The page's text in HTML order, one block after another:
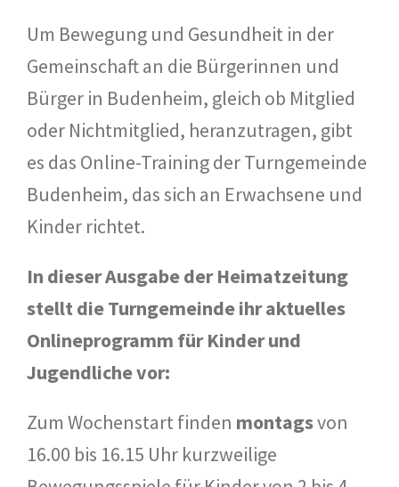
Um Bewegung und Gesundheit in der
Gemeinschaft an die Bürgerinnen und
Bürger in Budenheim, gleich ob Mitglied
oder Nichtmitglied, heranzutragen, gibt
es das Online-Training der Turngemeinde
Budenheim, das sich an Erwachsene und
Kinder richtet.
In dieser Ausgabe der Heimatzeitung
stellt die Turngemeinde ihr aktuelles
Onlineprogramm für Kinder und
Jugendliche vor:
Zum Wochenstart finden montagsvon
16.00 bis 16.15 Uhr kurzweilige